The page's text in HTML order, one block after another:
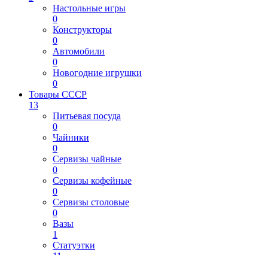
Настольные игры
0
Конструкторы
0
Автомобили
0
Новогодние игрушки
0
Товары СССР
13
Питьевая посуда
0
Чайники
0
Сервизы чайные
0
Сервизы кофейные
0
Сервизы столовые
0
Вазы
1
Статуэтки